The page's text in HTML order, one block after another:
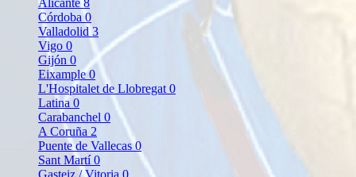
Córdoba 0
Valladolid 3
Vigo 0
Gijón 0
Eixample0
L'Hospitalet de Llobregat 0
Latina 0
Carabanchel 0
A Coruña 2
Puente de Vallecas0
Sant Martí0
Gasteiz / Vitoria 0